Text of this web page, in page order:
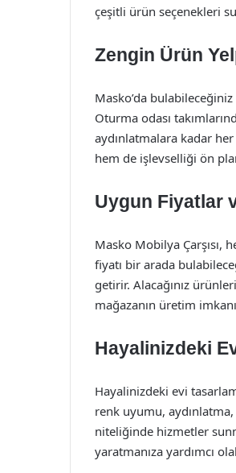
çeşitli ürün seçenekleri
Zengin Ürün
Masko’da
Oturma odası
aydınlatmalara kadar
hem de işlevselliği ön
Uygun Fiyatlar
Masko Mobilya Çarşısı,
fiyatı bir arada
getirir. Alacağınız
mağazanın üretim
Hayalinizdeki
Hayalinizdeki evi
renk uyumu,
niteliğinde hizmetler
yaratmanıza yardımcı